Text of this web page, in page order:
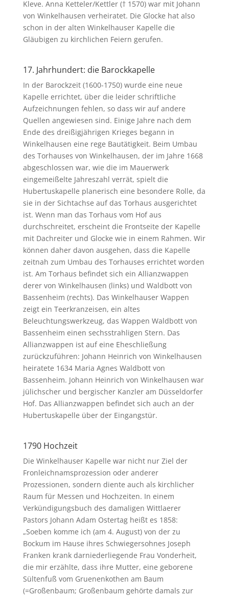
Kleve. Anna Ketteler/Kettler († 1570) war mit Johann
von Winkelhausen verheiratet. Die Glocke hat also
schon in der alten Winkelhauser Kapelle die
Gläubigen zu kirchlichen Feiern gerufen.
17. Jahrhundert: die Barockkapelle
In der Barockzeit (1600-1750) wurde eine neue
Kapelle errichtet, über die leider schriftliche
Aufzeichnungen fehlen, so dass wir auf andere
Quellen angewiesen sind. Einige Jahre nach dem
Ende des dreißigjährigen Krieges begann in
Winkelhausen eine rege Bautätigkeit. Beim Umbau
des Torhauses von Winkelhausen, der im Jahre 1668
abgeschlossen war, wie die im Mauerwerk
eingemeißelte Jahreszahl verrät, spielt die
Hubertuskapelle planerisch eine besondere Rolle, da
sie in der Sichtachse auf das Torhaus ausgerichtet
ist. Wenn man das Torhaus vom Hof aus
durchschreitet, erscheint die Frontseite der Kapelle
mit Dachreiter und Glocke wie in einem Rahmen. Wir
können daher davon ausgehen, dass die Kapelle
zeitnah zum Umbau des Torhauses errichtet worden
ist. Am Torhaus befindet sich ein Allianzwappen
derer von Winkelhausen (links) und Waldbott von
Bassenheim (rechts). Das Winkelhauser Wappen
zeigt ein Teerkranzeisen, ein altes
Beleuchtungswerkzeug, das Wappen Waldbott von
Bassenheim einen sechsstrahligen Stern. Das
Allianzwappen ist auf eine Eheschließung
zurückzuführen: Johann Heinrich von Winkelhausen
heiratete 1634 Maria Agnes Waldbott von
Bassenheim. Johann Heinrich von Winkelhausen war
jülichscher und bergischer Kanzler am Düsseldorfer
Hof. Das Allianzwappen befindet sich auch an der
Hubertuskapelle über der Eingangstür.
1790 Hochzeit
Die Winkelhauser Kapelle war nicht nur Ziel der
Fronleichnamsprozession oder anderer
Prozessionen, sondern diente auch als kirchlicher
Raum für Messen und Hochzeiten. In einem
Verkündigungsbuch des damaligen Wittlaerer
Pastors Johann Adam Ostertag heißt es 1858:
„Soeben komme ich (am 4. August) von der zu
Bockum im Hause ihres Schwiegersohnes Joseph
Franken krank darniederliegende Frau Vonderheit,
die mir erzählte, dass ihre Mutter, eine geborene
Sültenfuß vom Gruenenkothen am Baum
(=Großenbaum; Großenbaum gehörte damals zur